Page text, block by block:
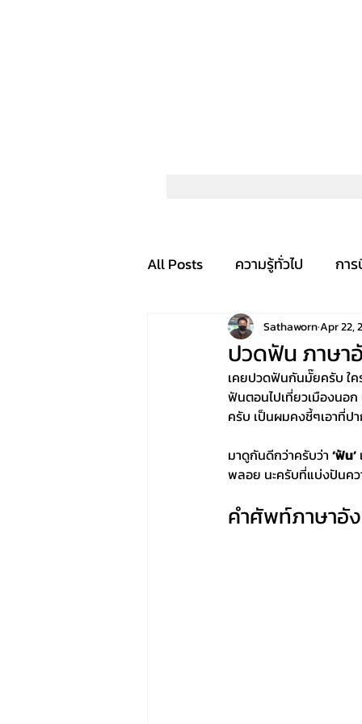
All Posts ความรู้ทั่วไป กา
ปวดฟัน ภาษา
SathawornApr 22,
เคยปวดฟันกันมั๊ยครับ ใค
ฟันตอนไปเที่ยวเมืองนอ
ครับ เป็นผมคงชี้ๆเอาที่ป
มาดูกันดีกว่าครับว่า ‘ฟัน’
พลอย นะครับที่แบ่งปันค
คำศัพท์ภาษาอั